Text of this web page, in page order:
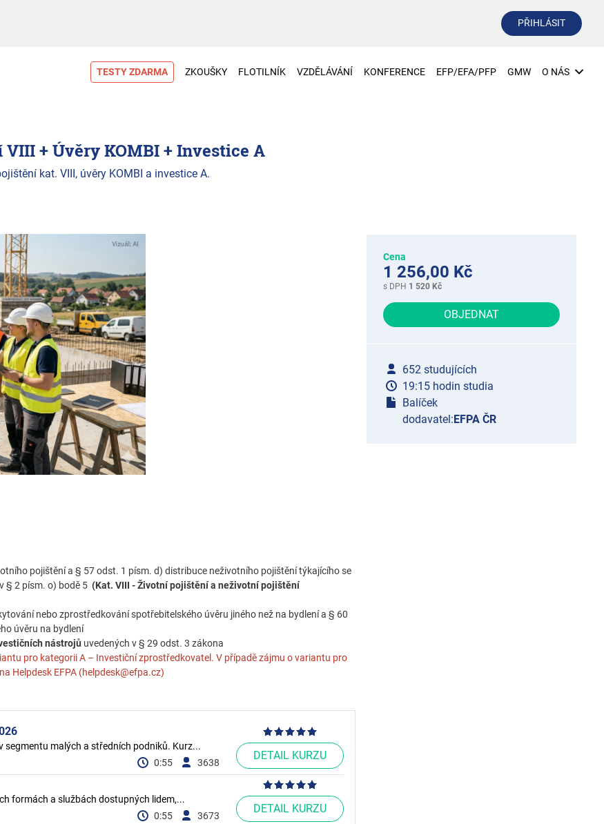
PŘIHLÁSIT
TESTY ZDARMA ZKOUŠKY FLOTILNÍK VZDĚLÁVÁNÍ KONFERENCE EFP/EFA/PFP GMW O NÁS
+ Úvěry KOMBI + Investice A
kat. VIII, úvěry KOMBI a investice A.
pojištění a § 57 odst. 1 písm. d) distribuce neživotního pojištění týkajícího se
§ 2 písm. o) bodě 5 (Kat. VIII - Životní pojištění a neživotní pojištění
nebo zprostředkování spotřebitelského úvěru jiného než na bydlení a § 60
úvěru na bydlení
nástrojů uvedených v § 29 odst. 3 zákona
pro kategorii A – Investiční zprostředkovatel. V případě zájmu o variantu pro
Helpdesk EFPA (helpdesk@efpa.cz)
segmentu malých a středních podniků. Kurz...
0:55
3638
DETAIL KURZU
formách a službách dostupných lidem,...
0:55
3673
DETAIL KURZU
Cena
1 256,00 Kč
s DPH 1 520 Kč
OBJEDNAT
652 studujících
19:15 hodin studia
Balíček
dodavatel:EFPA ČR